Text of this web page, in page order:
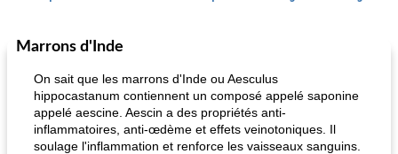
Alimentation saine
Marrons d'Inde
On sait que les marrons d'Inde ou Aesculus
hippocastanum contiennent un composé appelé saponine
appelé aescine. Aescin a des propriétés anti-
inflammatoires, anti-œdème et effets veinotoniques. Il
soulage l'inflammation et renforce les vaisseaux sanguins.